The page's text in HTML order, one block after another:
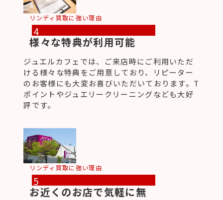
リンディ買取に強い理由
4
様々な特典が利用可能
ジュエルカフェでは、ご来店時にご利用いただ
ける様々な特典をご用意しており、リピーター
のお客様にも大変お喜びいただいております。T
ポイントやジュエリークリーニングなども大好
評です。
リンディ買取に強い理由
5
お近くのお店で気軽に無